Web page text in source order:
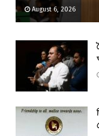
August 6, 2026